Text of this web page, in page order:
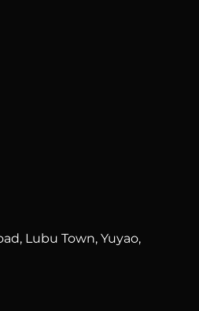
Lubu Town, Yuyao,